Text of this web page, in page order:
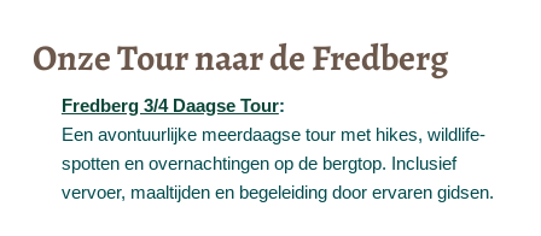
Onze Tour naar de Fredberg
Fredberg 3/4 Daagse Tour:
Een avontuurlijke meerdaagse tour met hikes, wildlife-
spotten en overnachtingen op de bergtop. Inclusief
vervoer, maaltijden en begeleiding door ervaren gidsen.